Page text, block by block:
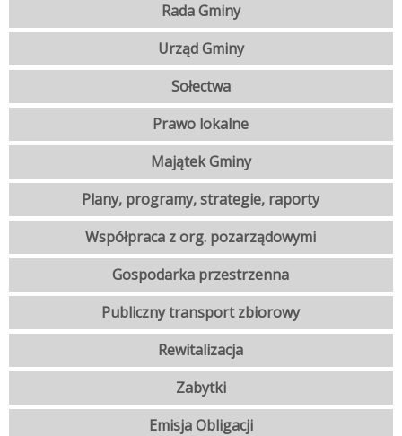
Rada Gminy
Urząd Gminy
Sołectwa
Prawo lokalne
Majątek Gminy
Plany, programy, strategie, raporty
Współpraca z org. pozarządowymi
Gospodarka przestrzenna
Publiczny transport zbiorowy
Rewitalizacja
Zabytki
Emisja Obligacji